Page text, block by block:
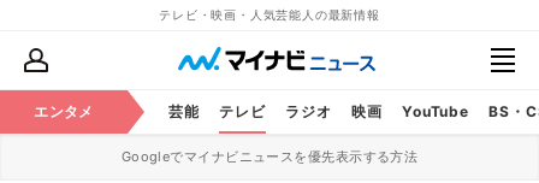
テレビ・映画・人気芸能人の最新情報
エンタメ 芸能 テレビ ラジオ 映画 YouTube BS・
Googleでマイナビニュースを優先表示する方法